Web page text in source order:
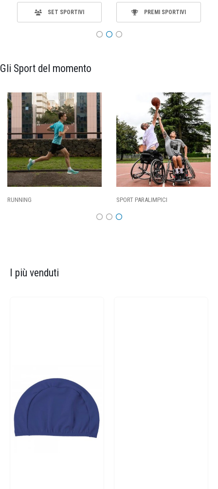
SET SPORTIVI PREMI SPORTIVI
Gli Sport del momento
RUNNING SPORT PARALIMPICI
I più venduti